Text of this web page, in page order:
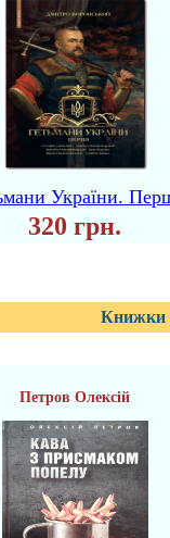
України.
320 грн.
Книжки
Петров Олексій